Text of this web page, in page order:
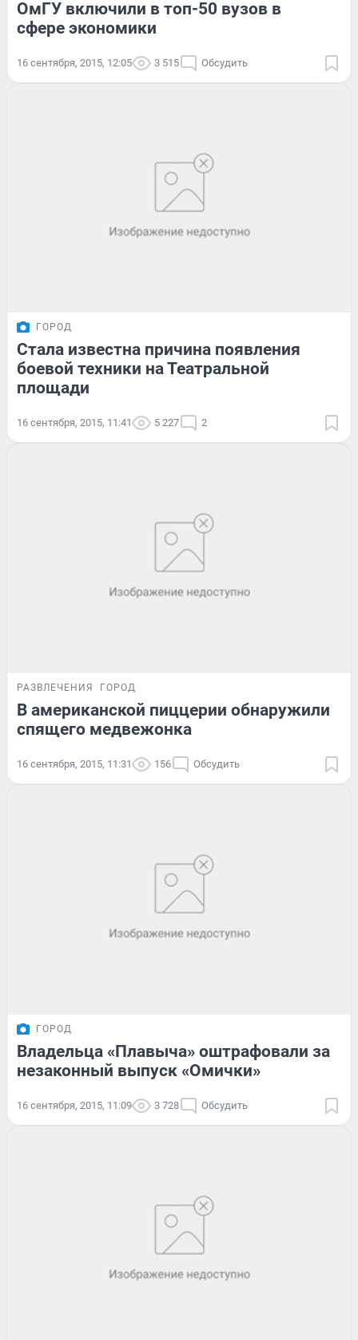
ОмГУ включили в топ-50 вузов в
сфере экономики
16 сентября, 2015, 12:05 3 515 Обсудить
ГОРОД
Стала известна причина появления
боевой техники на Театральной
площади
16 сентября, 2015, 11:41 5 227 2
РАЗВЛЕЧЕНИЯ ГОРОД
В американской пиццерии обнаружили
спящего медвежонка
16 сентября, 2015, 11:31 156 Обсудить
ГОРОД
Владельца «Плавыча» оштрафовали за
незаконный выпуск «Омички»
16 сентября, 2015, 11:09 3 728 Обсудить